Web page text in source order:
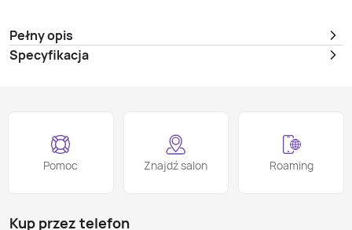
Pełny opis
Specyfikacja
Pomoc Znajdź salon Roaming
Kup przez telefon